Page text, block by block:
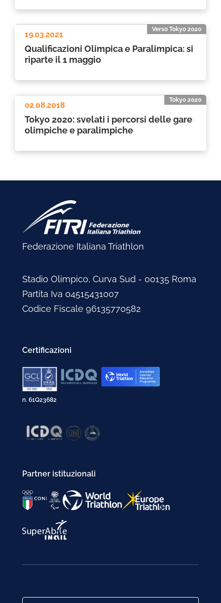
Verso Tokyo 2020
19.03.2021
Qualificazioni Olimpica e Paralimpica: si
riparte il 1 maggio
Tokyo 2020
02.08.2018
Tokyo 2020: svelati i percorsi delle gare
olimpiche e paralimpiche
Federazione Italiana Triathlon
Stadio Olimpico, Curva Sud - 00135 Roma
Partita Iva 04515431007
Codice Fiscale 96135770582
Certificazioni
n. 61Q23682
Partner istituzionali